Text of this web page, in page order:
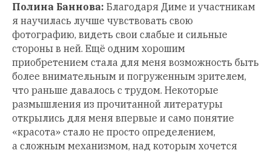
Полина Баннова: Благодаря Диме и участникам
я научилась лучше чувствовать свою
фотографию, видеть свои слабые и сильные
стороны в ней. Ещё одним хорошим
приобретением стала для меня возможность быть
более внимательным и погруженным зрителем,
что раньше давалось с трудом. Некоторые
размышления из прочитанной литературы
открылись для меня впервые и само понятие
«красота» стало не просто определением,
а сложным механизмом, над которым хочется